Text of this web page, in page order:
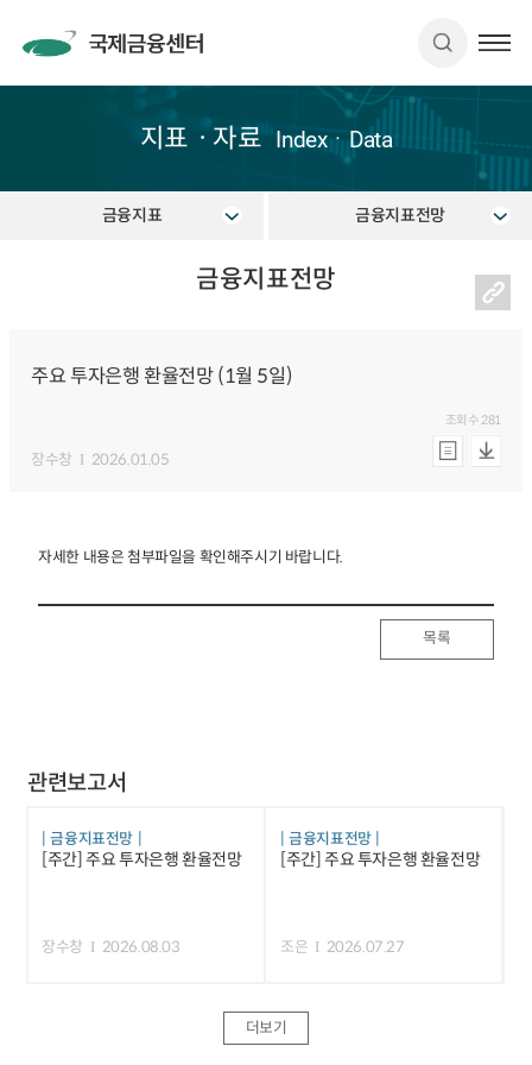
지표ㆍ자료 IndexㆍData
금융지표 금융지표전망
금융지표전망
주요 투자은행 환율전망 (1월 5일)
장수창 2026.01.05
조회수281
자세한 내용은 첨부파일을 확인해주시기 바랍니다.
목록
관련보고서
금융지표전망
[주간] 주요 투자은행 환율전망
장수창 2026.08.03
금융지표전망
[주간] 주요 투자은행 환율전망
조은 2026.07.27
더보기